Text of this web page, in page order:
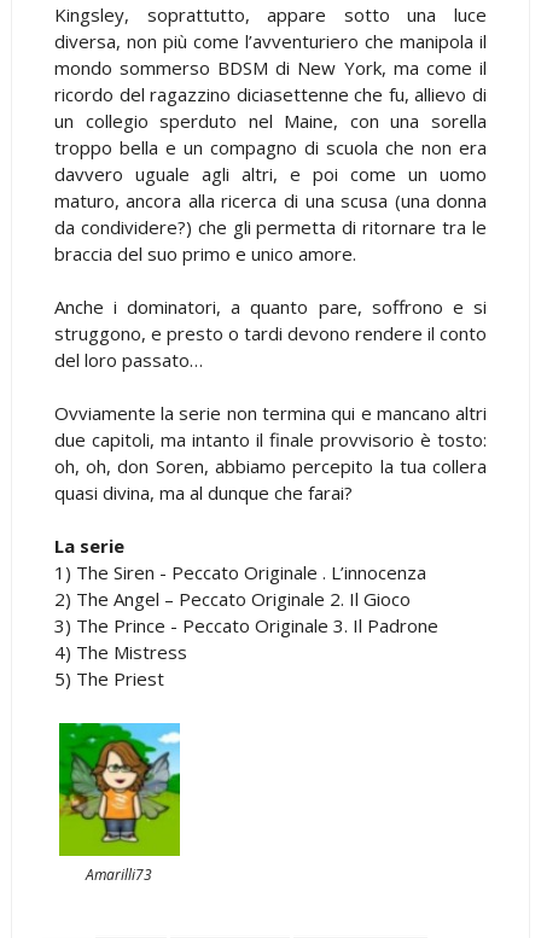
Kingsley, soprattutto, appare sotto una luce
diversa, non più come l’avventuriero che manipola il
mondo sommerso BDSM di New York, ma come il
ricordo del ragazzino diciasettenne che fu, allievo di
un collegio sperduto nel Maine, con una sorella
troppo bella e un compagno di scuola che non era
davvero uguale agli altri, e poi come un uomo
maturo, ancora alla ricerca di una scusa (una donna
da condividere?) che gli permetta di ritornare tra le
braccia del suo primo e unico amore.
Anche i dominatori, a quanto pare, soffrono e si
struggono, e presto o tardi devono rendere il conto
del loro passato…
Ovviamente la serie non termina qui e mancano altri
due capitoli, ma intanto il finale provvisorio è tosto:
oh, oh, don Soren, abbiamo percepito la tua collera
quasi divina, ma al dunque che farai?
La serie
1) The Siren - Peccato Originale . L’innocenza
2) The Angel – Peccato Originale 2. Il Gioco
3) The Prince - Peccato Originale 3. Il Padrone
4) The Mistress
5) The Priest
Amarilli73